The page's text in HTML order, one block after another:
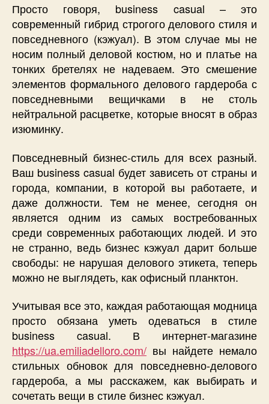
Просто говоря, business casual – это
современный гибрид строгого делового стиля и
повседневного (кэжуал). В этом случае мы не
носим полный деловой костюм, но и платье на
тонких бретелях не надеваем. Это смешение
элементов формального делового гардероба с
повседневными вещичками в не столь
нейтральной расцветке, которые вносят в образ
изюминку.
Повседневный бизнес-стиль для всех разный.
Ваш business casual будет зависеть от страны и
города, компании, в которой вы работаете, и
даже должности. Тем не менее, сегодня он
является одним из самых востребованных
среди современных работающих людей. И это
не странно, ведь бизнес кэжуал дарит больше
свободы: не нарушая делового этикета, теперь
можно не выглядеть, как офисный планктон.
Учитывая все это, каждая работающая модница
просто обязана уметь одеваться в стиле
business casual. В интернет-магазине
https://ua.emiliadelloro.com/ вы найдете немало
стильных обновок для повседневно-делового
гардероба, а мы расскажем, как выбирать и
сочетать вещи в стиле бизнес кэжуал.